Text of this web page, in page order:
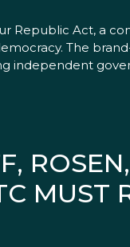
Republic Act, a
The
independent
MUST